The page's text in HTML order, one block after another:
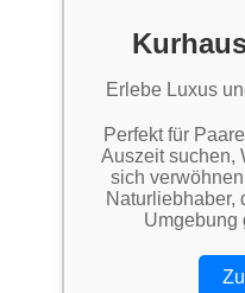
Erlebe Luxus
Perfekt für
Auszeit suchen,
sich
Naturliebhaber,
Umgebung